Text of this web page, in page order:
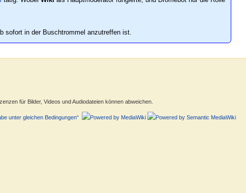
sofort in der Buschtrommel anzutreffen ist.
für Bilder, Videos und Audiodateien können abweichen.